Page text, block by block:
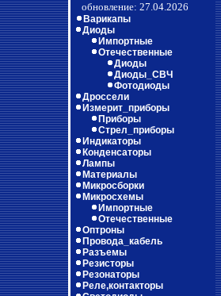
обновление: 27.04.2026
Варикапы
Диоды
Импортные
Отечественные
Диоды
Диоды_СВЧ
Фотодиоды
Дроссели
Измерит_приборы
Приборы
Стрел_приборы
Индикаторы
Конденсаторы
Лампы
Материалы
Микросборки
Микросхемы
Импортные
Отечественные
Оптроны
Провода_кабель
Разъемы
Резисторы
Резонаторы
Реле,контакторы